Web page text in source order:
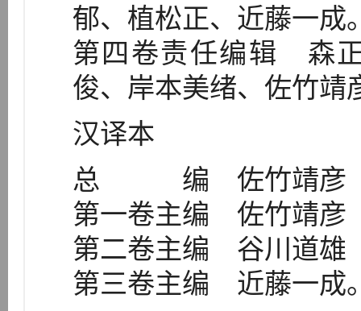
郁、植松正、近藤一成
第四卷责任编辑 森
俊、岸本美绪、佐竹靖
汉译本
总 编 佐竹靖彦
第一卷主编 佐竹靖彦
第二卷主编 谷川道雄
第三卷主编 近藤一成